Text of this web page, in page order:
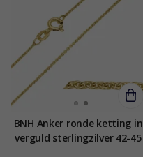
BNH Anker ronde ketting in
verguld sterlingzilver 42-45